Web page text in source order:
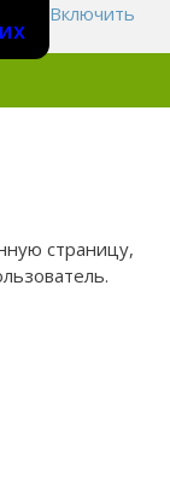
Включить
страницу,